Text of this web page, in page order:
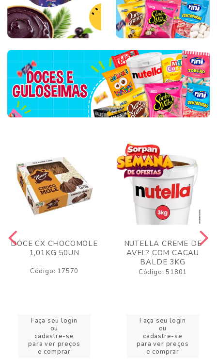
DOCE CX CHOCOMOLE
1,01KG 50UN
Código: 17570
Faça seu login
ou
cadastre-se
para ver preços
e comprar
NUTELLA CREME DE
AVEL? COM CACAU
BALDE 3KG
Código: 51801
Faça seu login
ou
cadastre-se
para ver preços
e comprar